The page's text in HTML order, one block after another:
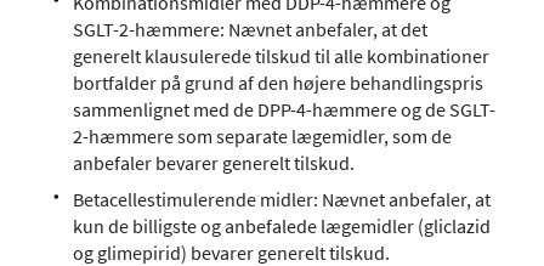
SGLT-2-hæmmere: Nævnet anbefaler, at det
generelt klausulerede tilskud til alle kombinationer
bortfalder på grund af den højere behandlingspris
sammenlignet med de DPP-4-hæmmere og de SGLT-
2-hæmmere som separate lægemidler, som de
anbefaler bevarer generelt tilskud.
Betacellestimulerende midler: Nævnet anbefaler, at
kun de billigste og anbefalede lægemidler (gliclazid
og glimepirid) bevarer generelt tilskud.